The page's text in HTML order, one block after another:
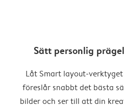
Sätt personlig
Låt Smart layout-
föreslår snabbt det bästa
bilder och ser till att din